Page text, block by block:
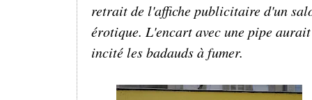
retrait de l'affiche publicitaire d'un
érotique. L'encart avec une pipe aurait
incité les badauds à fumer.